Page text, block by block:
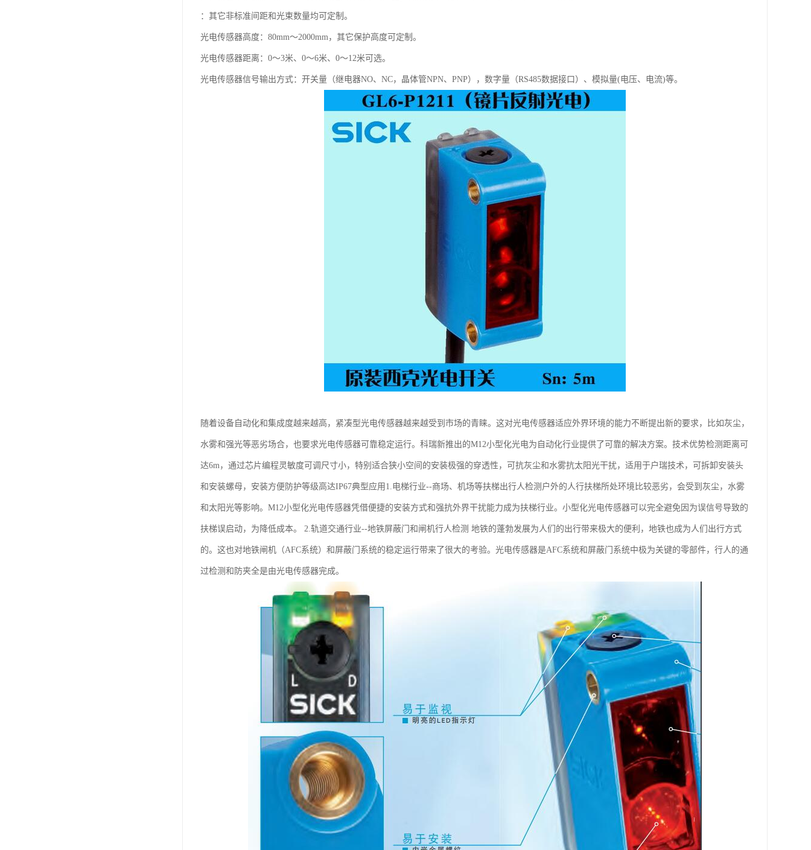
：其它非标准间距和光束数量均可定制。
光电传感器高度：80mm～2000mm，其它保护高度可定制。
光电传感器距离：0～3米、0～6米、0～12米可选。
光电传感器信号输出方式：开关量（继电器NO、NC，晶体管NPN、PNP），数字量（RS485数据接口）、模拟量(电压、电流)等。
随着设备自动化和集成度越来越高，紧凑型光电传感器越来越受到市场的青睐。这对光电传感器适应外界环境的能力不断提出新的要求，比如灰尘，
水雾和强光等恶劣场合，也要求光电传感器可靠稳定运行。科瑞新推出的M12小型化光电为自动化行业提供了可靠的解决方案。技术优势检测距离可
达6m，通过芯片编程灵敏度可调尺寸小，特别适合狭小空间的安装极强的穿透性，可抗灰尘和水雾抗太阳光干扰，适用于户瑞技术，可拆卸安装头
和安装螺母，安装方便防护等级高达IP67典型应用1.电梯行业--商场、机场等扶梯出行人检测户外的人行扶梯所处环境比较恶劣，会受到灰尘，水雾
和太阳光等影响。M12小型化光电传感器凭借便捷的安装方式和强抗外界干扰能力成为扶梯行业。小型化光电传感器可以完全避免因为误信号导致的
扶梯误启动，为降低成本。 2.轨道交通行业--地铁屏蔽门和闸机行人检测 地铁的蓬勃发展为人们的出行带来极大的便利，地铁也成为人们出行方式
的。这也对地铁闸机（AFC系统）和屏蔽门系统的稳定运行带来了很大的考验。光电传感器是AFC系统和屏蔽门系统中极为关键的零部件，行人的通
过检测和防夹全是由光电传感器完成。